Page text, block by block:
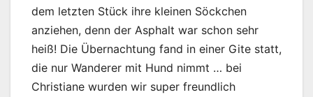
dem letzten Stück ihre kleinen Söckchen
anziehen, denn der Asphalt war schon sehr
heiß! Die Übernachtung fand in einer Gite statt,
die nur Wanderer mit Hund nimmt … bei
Christiane wurden wir super freundlich